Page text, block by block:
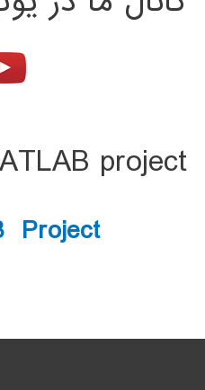
project
Project